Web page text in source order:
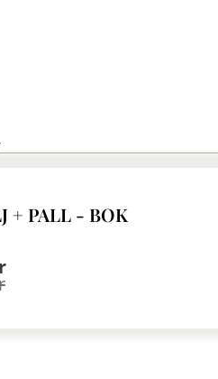
Finns i fler val
+ PALL - BOK